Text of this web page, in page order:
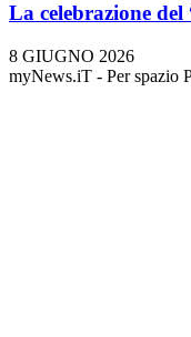
La celebrazione
8 GIUGNO 2026
myNews.iT - Per spazio